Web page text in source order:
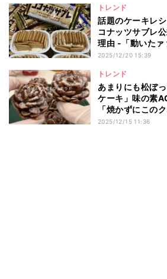
トレンド
話題のケーキレ
コナッツサブレ
理由 -「動いたァァァァア!?」「このと
きのために眠って
2025/12/20 15:39
トレンド
あまりにも松ぼ
ケーキ」味の素
「焼かずにこの
スに家族でコレ作
2025/12/15 11:36